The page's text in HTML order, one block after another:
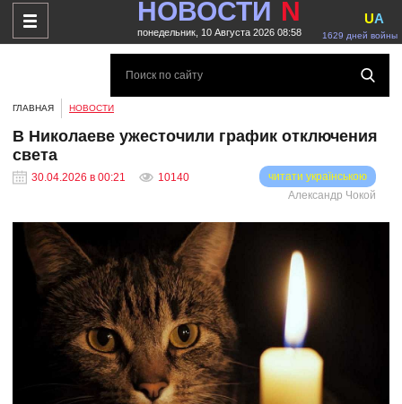
НОВОСТИ N
понедельник, 10 Августа 2026 08:58 1629 дней войны
UA
ГЛАВНАЯ НОВОСТИ
В Николаеве ужесточили график отключения
света
30.04.2026 в 00:21 10140
читати українською
Александр Чокой